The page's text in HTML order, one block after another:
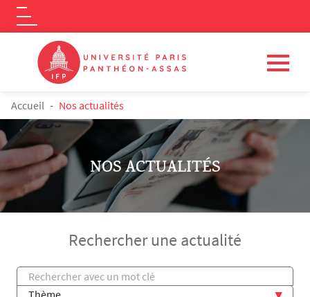
Aller au contenu principal
Logo
FIL D'ARIANE
Accueil Nos actualités
NOS ACTUALITÉS
Rechercher une actualité
Titre
Thème